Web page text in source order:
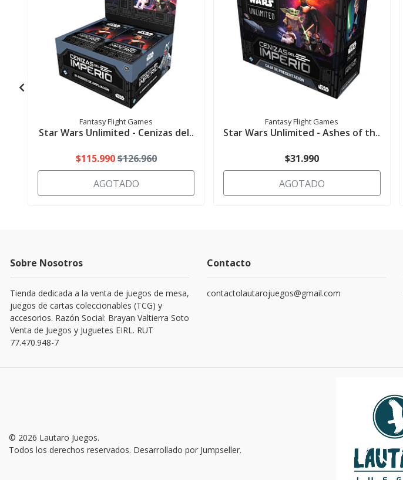
Fantasy Flight Games
Star Wars Unlimited - Cenizas del..
$115.990$126.960
AGOTADO
Fantasy Flight Games
Star Wars Unlimited - Ashes of th..
$31.990
AGOTADO
Sobre Nosotros
Tienda dedicada a la venta de juegos de mesa,
juegos de cartas coleccionables (TCG) y
accesorios. Razón Social: Brayan Valtierra Soto
Venta de Juegos y Juguetes EIRL. RUT
77.470.948-7
Contacto
contactolautarojuegos@gmail.com
© 2026 Lautaro Juegos.
Todos los derechos reservados. Desarrollado por Jumpseller.